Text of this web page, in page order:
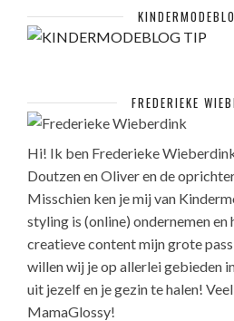
FREDERIEKE
Hi! Ik ben Frederieke
Doutzen en Oliver en de
Misschien ken je mij van
styling is (online) ondernemen en
creatieve content mijn grote
willen wij je op allerlei gebieden
uit jezelf en je gezin te halen!
MamaGlossy!